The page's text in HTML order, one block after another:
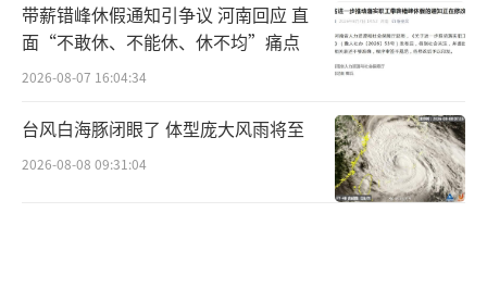
带薪错峰休假通知引争议 河南回应 直
面“不敢休、不能休、休不均”痛点
2026-08-07 16:04:34
台风白海豚闭眼了 体型庞大风雨将至
2026-08-08 09:31:04